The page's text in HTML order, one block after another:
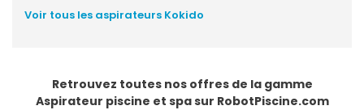
Voir tous les aspirateurs Kokido
Retrouvez toutes nos offres de la gamme
Aspirateur piscine et spasur RobotPiscine.com